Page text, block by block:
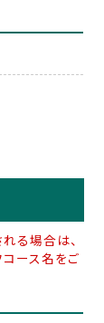
る場合は、
ース名をご